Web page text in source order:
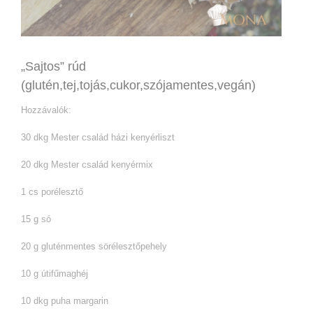
„Sajtos” rúd
(glutén,tej,tojás,cukor,szójamentes,vegán)
Hozzávalók:
30 dkg Mester család házi kenyérliszt
20 dkg Mester család kenyérmix
1 cs porélesztő
15 g só
20 g gluténmentes sörélesztőpehely
10 g útifűmaghéj
10 dkg puha margarin